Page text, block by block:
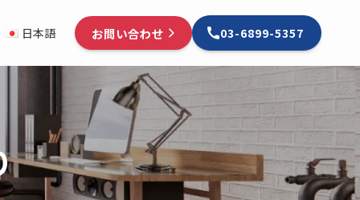
日本語 お問い合わせ 03-6899-5357